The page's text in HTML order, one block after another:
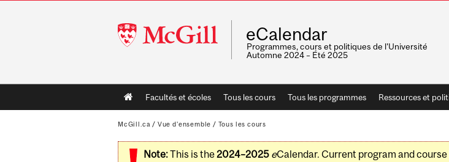
McGill
University
eCalendar
Programmes, cours et politiques de l'Université
Automne 2024 – Été 2025
Main
navigation
Facultés et écoles Tous les cours Tous les programmes Ressources et
McGill.ca / Vue d'ensemble / Tous les cours
Note:This is the2024–2025 eCalendar. Current program and